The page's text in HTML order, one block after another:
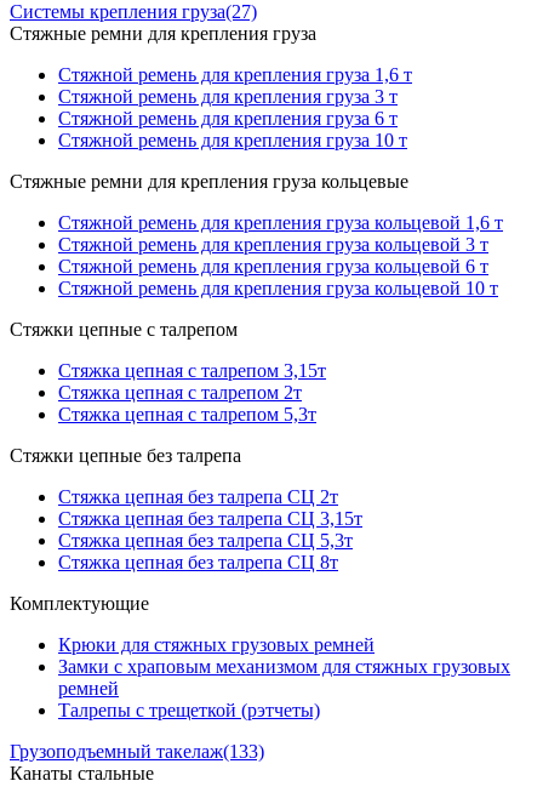
Системы крепления груза(27)
Стяжные ремни для крепления груза
Стяжной ремень для крепления груза 1,6 т
Стяжной ремень для крепления груза 3 т
Стяжной ремень для крепления груза 6 т
Стяжной ремень для крепления груза 10 т
Стяжные ремни для крепления груза кольцевые
Стяжной ремень для крепления груза кольцевой 1,6 т
Стяжной ремень для крепления груза кольцевой 3 т
Стяжной ремень для крепления груза кольцевой 6 т
Стяжной ремень для крепления груза кольцевой 10 т
Стяжки цепные с талрепом
Стяжка цепная с талрепом 3,15т
Стяжка цепная с талрепом 2т
Стяжка цепная с талрепом 5,3т
Стяжки цепные без талрепа
Стяжка цепная без талрепа СЦ 2т
Стяжка цепная без талрепа СЦ 3,15т
Стяжка цепная без талрепа СЦ 5,3т
Стяжка цепная без талрепа СЦ 8т
Комплектующие
Крюки для стяжных грузовых ремней
Замки с храповым механизмом для стяжных грузовых
ремней
Талрепы с трещеткой (рэтчеты)
Грузоподъемный такелаж(133)
Канаты стальные